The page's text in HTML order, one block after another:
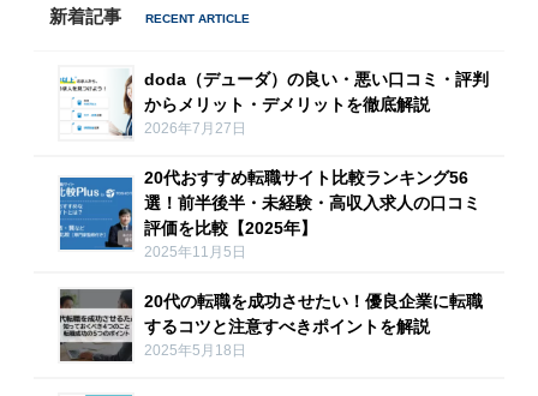
新着記事
doda（デューダ）の良い・悪い口コミ・評判
からメリット・デメリットを徹底解説
2026年7月27日
20代おすすめ転職サイト比較ランキング56
選！前半後半・未経験・高収入求人の口コミ
評価を比較【2025年】
2025年11月5日
20代の転職を成功させたい！優良企業に転職
するコツと注意すべきポイントを解説
2025年5月18日